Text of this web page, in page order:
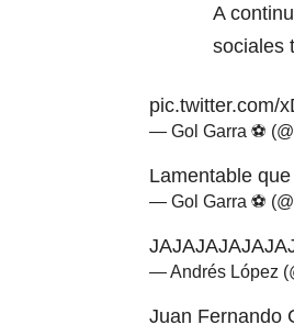
A
sociales
pic.twitter.com/
— Gol Garra ⚽
Lamentable
— Gol Garra ⚽
— Andrés López
Juan Fernando